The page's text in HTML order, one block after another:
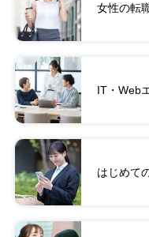
女性の転
IT・Web
はじめて